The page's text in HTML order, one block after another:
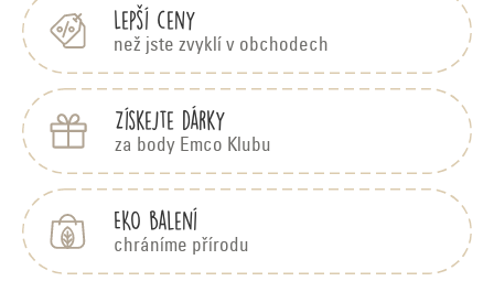
Lepší ceny
než jste zvyklí v obchodech
Získejte dárky
za body Emco Klubu
EKO balení
chráníme přírodu